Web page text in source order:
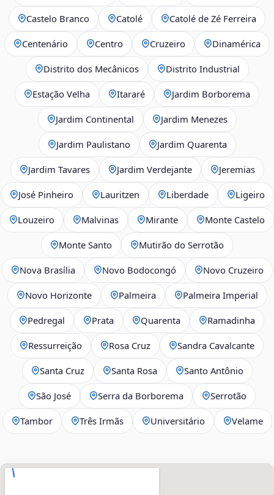
Castelo Branco Catolé Catolé de Zé Ferreira
Centenário Centro Cruzeiro Dinamérica
Distrito dos Mecânicos Distrito Industrial
Estação Velha Itararé Jardim Borborema
Jardim Continental Jardim Menezes
Jardim Paulistano Jardim Quarenta
Jardim Tavares Jardim Verdejante Jeremias
José Pinheiro Lauritzen Liberdade Ligeiro
Louzeiro Malvinas Mirante Monte Castelo
Monte Santo Mutirão do Serrotão
Nova Brasília Novo Bodocongó Novo Cruzeiro
Novo Horizonte Palmeira Palmeira Imperial
Pedregal Prata Quarenta Ramadinha
Ressurreição Rosa Cruz Sandra Cavalcante
Santa Cruz Santa Rosa Santo Antônio
São José Serra da Borborema Serrotão
Tambor Três Irmãs Universitário Velame